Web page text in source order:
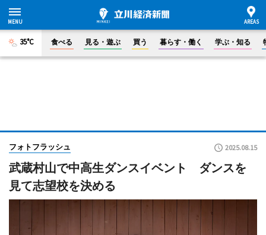
35°C 食べる 見る・遊ぶ 買う 暮らす・働く 学ぶ・知る
フォトフラッシュ 2025.08.15
武蔵村山で中高生ダンスイベント ダンスを
見て志望校を決める